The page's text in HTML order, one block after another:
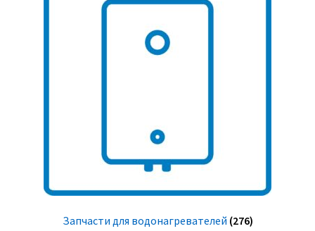
Запчасти для водонагревателей (276)